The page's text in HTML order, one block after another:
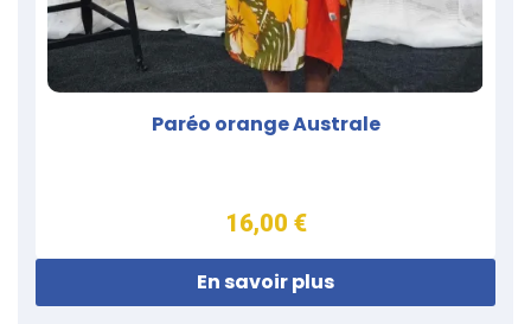
Paréo orange Australe
16,00 €
En savoir plus